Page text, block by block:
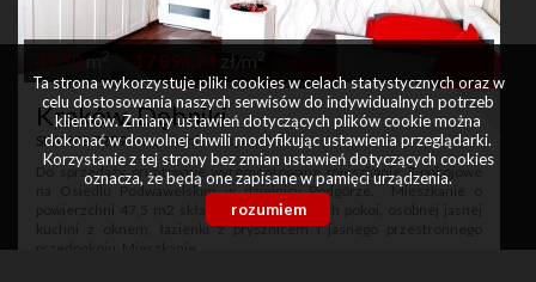
47,50 m2 17 894,74 zł/m 2
Kraków, Dębniki
SLW-MS-3259, mieszkanie na sprzedaż
Do sprzedaży gruntownie wyremontowane mieszkanie 3-pokojowe
na Osiedlu Podwawelskim w dzielnicy Podgórze. Mieszkanie o
powierzchni 47,5 m2 składa się z: 3 osobnych pokoi, osobnej jasnej
kuchni z oknem, łazienki z prysznicem i jasnego przestronnego
Ta strona wykorzystuje pliki cookies w celach statystycznych oraz w
celu dostosowania naszych serwisów do indywidualnych potrzeb
klientów. Zmiany ustawień dotyczących plików cookie można
dokonać w dowolnej chwili modyfikując ustawienia przeglądarki.
Korzystanie z tej strony bez zmian ustawień dotyczących cookies
oznacza, że będą one zapisane w pamięci urządzenia.
rozumiem